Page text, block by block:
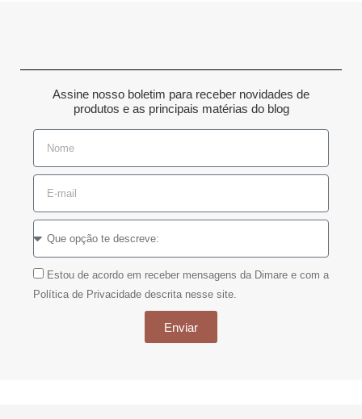
Assine nosso boletim para receber novidades de
produtos e as principais matérias do blog
Estou de acordo em receber mensagens da Dimare e com a
Política de Privacidade descrita nesse site.
Enviar